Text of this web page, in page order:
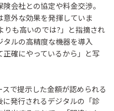
会社との協定や料金交渉。
外な効果を発揮していま
りも高いのでは?」と指摘され
ルの高精度な機器を導入
確にやっているから」と写
で提示した金額が認められる
発行されるデジタルの「診